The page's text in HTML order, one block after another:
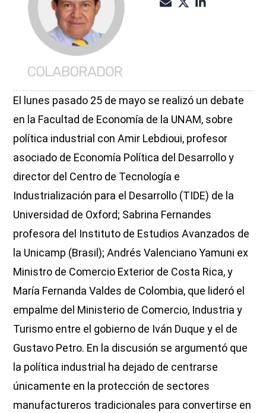
El lunes pasado 25 de mayo se realizó un debate
en la Facultad de Economía de la UNAM, sobre
política industrial con Amir Lebdioui, profesor
asociado de Economía Política del Desarrollo y
director del Centro de Tecnología e
Industrialización para el Desarrollo (TIDE) de la
Universidad de Oxford; Sabrina Fernandes
profesora del Instituto de Estudios Avanzados de
la Unicamp (Brasil); Andrés Valenciano Yamuni ex
Ministro de Comercio Exterior de Costa Rica, y
María Fernanda Valdes de Colombia, que lideró el
empalme del Ministerio de Comercio, Industria y
Turismo entre el gobierno de Iván Duque y el de
Gustavo Petro. En la discusión se argumentó que
la política industrial ha dejado de centrarse
únicamente en la protección de sectores
manufactureros tradicionales para convertirse en